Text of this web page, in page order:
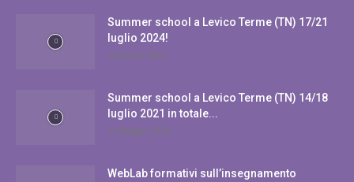
Summer school a Levico Terme (TN) 17/21
luglio 2024!
14 Aprile 2024
Summer school a Levico Terme (TN) 14/18
luglio 2021 in totale...
16 Maggio 2022
WebLab formativi sull’insegnamento